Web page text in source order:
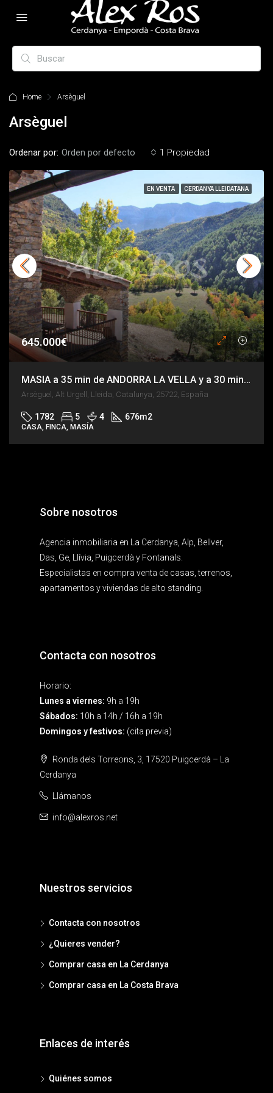
Home Arsèguel
Arsèguel
1 Propiedad
Ordenar por: Orden por defecto
EN VENTA CERDANYA LLEIDATANA
645.000€
MASIA a 35 min de ANDORRA LA VELLA y a 30 min del TUNEL del CADÍ
Arsèguel, Alt Urgell, Lleida, Catalunya, 25722, España
1782 5 4 676m2
CASA, FINCA, MASÍA
Sobre nosotros
Agencia inmobiliaria en La Cerdanya, Alp, Bellver,
Das, Ge, Llívia, Puigcerdà y Fontanals.
Especialistas en compra venta de casas, terrenos,
apartamentos y viviendas de alto standing.
Contacta con nosotros
Horario:
Lunes a viernes: 9h a 19h
Sábados: 10h a 14h / 16h a 19h
Domingos y festivos: (cita previa)
Ronda dels Torreons, 3, 17520 Puigcerdà – La
Cerdanya
Llámanos
info@alexros.net
Nuestros servicios
Contacta con nosotros
¿Quieres vender?
Comprar casa en La Cerdanya
Comprar casa en La Costa Brava
Enlaces de interés
Quiénes somos